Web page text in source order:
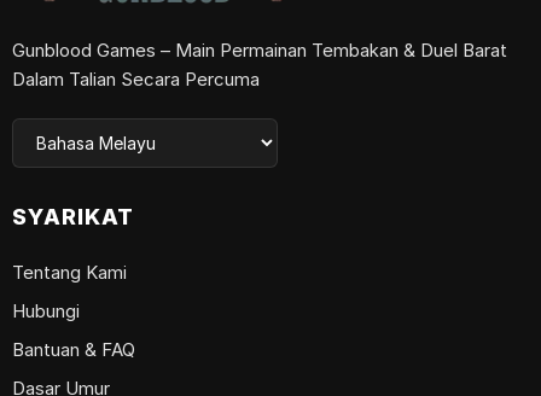
Gunblood Games – Main Permainan Tembakan & Duel Barat
Dalam Talian Secara Percuma
SYARIKAT
Tentang Kami
Hubungi
Bantuan & FAQ
Dasar Umur